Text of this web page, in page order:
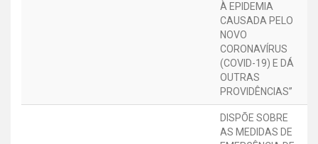
À EPIDEMIA
CAUSADA PELO
NOVO
CORONAVÍRUS
(COVID-19) E DÁ
OUTRAS
PROVIDÊNCIAS”
DISPÕE SOBRE
AS MEDIDAS DE